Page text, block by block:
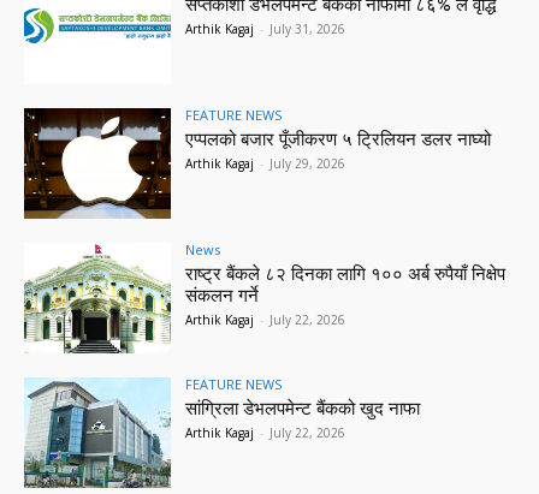
सप्तकोशी डेभलपमेन्ट बैंकको नाफामा ८६% ले वृद्धि
Arthik Kagaj - July 31, 2026
FEATURE NEWS
एप्पलको बजार पूँजीकरण ५ ट्रिलियन डलर नाघ्यो
Arthik Kagaj - July 29, 2026
News
राष्ट्र बैंकले ८२ दिनका लागि १०० अर्ब रुपैयाँ निक्षेप
संकलन गर्ने
Arthik Kagaj - July 22, 2026
FEATURE NEWS
सांग्रिला डेभलपमेन्ट बैंकको खुद नाफा
Arthik Kagaj - July 22, 2026